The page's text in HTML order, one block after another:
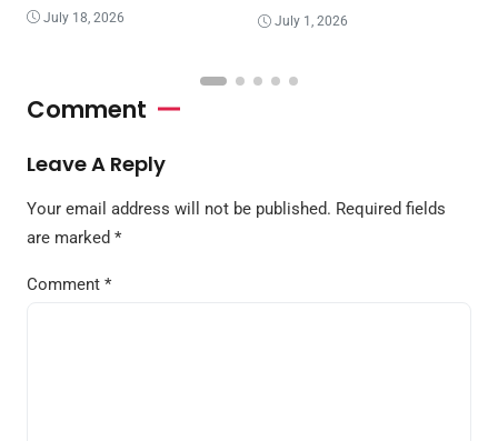
July 18, 2026 July 1, 2026
Comment
Leave A Reply
Your email address will not be published. Required fields
are marked *
Comment *